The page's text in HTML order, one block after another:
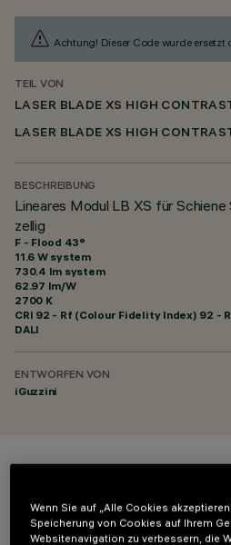
Achtung! Dieser Code wurde ersetzt
TEIL VON
LASER BLADE XS HIGH
BESCHREIBUNG
Lineares Modul LB XS für
zellig
F - Flood 43°
11.6 W system
730.4 lm system
62.97 lm/W
2700 K
CRI 92 - Rf (Colour Fidelity Index) 92 -
DALI
ENTWORFEN VON
iGuzzini
Wenn Sie auf „Alle Cookies
Speicherung von Cookies auf Ihrem
Websitenavigation zu verbessern, die